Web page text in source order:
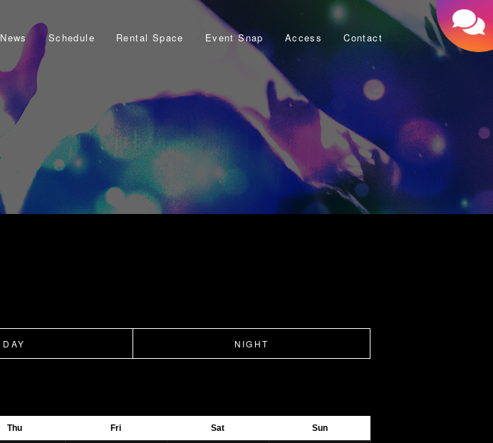
News Schedule Rental Space Event Snap Access Contact
DAY NIGHT
Thu Fri Sat Sun